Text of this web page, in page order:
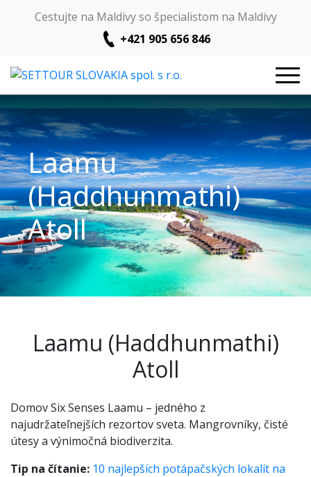
Cestujte na Maldivy so špecialistom na Maldivy
+421 905 656 846
Laamu
(Haddhunmathi)
Atoll
Laamu (Haddhunmathi)
Atoll
Domov Six Senses Laamu – jedného z
najudržateľnejších rezortov sveta. Mangrovníky, čisté
útesy a výnimočná biodiverzita.
Tip na čítanie: 10 najlepších potápačských lokalít na